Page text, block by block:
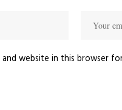
and website in this browser